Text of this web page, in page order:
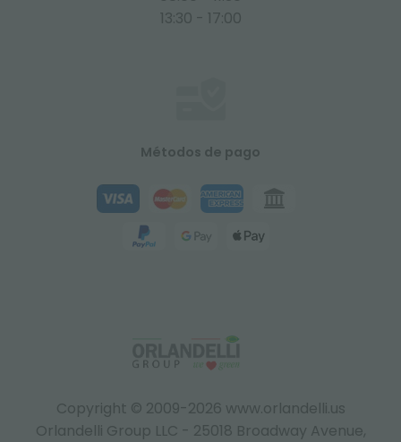
Copyright © 2009-2026 www.orlandelli.us
Orlandelli Group LLC - 25018 Broadway Avenue,
13:30 - 17:00
Métodos de pago